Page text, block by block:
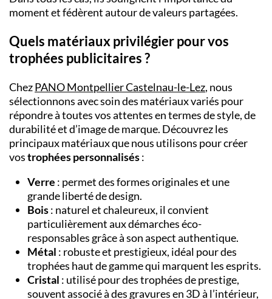
moment et fédèrent autour de valeurs partagées.
Quels matériaux privilégier pour vos
trophées publicitaires ?
ChezPANO Montpellier Castelnau-le-Lez, nous
sélectionnons avec soin des matériaux variés pour
répondre à toutes vos attentes en termes de style, de
durabilité et d’image de marque. Découvrez les
principaux matériaux que nous utilisons pour créer
vostrophées personnalisés:
Verre : permet des formes originales et une
grande liberté de design.
Bois: naturel et chaleureux, il convient
particulièrement aux démarches éco-
responsables grâce à son aspect authentique.
Métal : robuste et prestigieux, idéal pour des
trophées haut de gamme qui marquent les esprits.
Cristal : utilisé pour des trophées de prestige,
souvent associé à des gravures en 3D à l’intérieur,